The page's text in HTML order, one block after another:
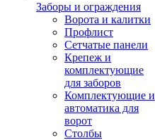
Заборы и ограждения
Ворота и калитки
Профлист
Сетчатые панели
Крепеж и
комплектующие
для заборов
Комплектующие и
автоматика для
ворот
Столбы